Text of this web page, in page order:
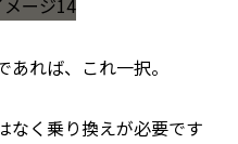
れば、これ一択。
なく乗り換えが必要です